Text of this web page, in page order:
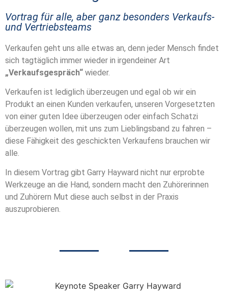
Vortrag für alle, aber ganz besonders Verkaufs-
und Vertriebsteams
Verkaufen geht uns alle etwas an, denn jeder Mensch findet
sich tagtäglich immer wieder in irgendeiner Art
„Verkaufsgespräch“ wieder.
Verkaufen ist lediglich überzeugen und egal ob wir ein
Produkt an einen Kunden verkaufen, unseren Vorgesetzten
von einer guten Idee überzeugen oder einfach Schatzi
überzeugen wollen, mit uns zum Lieblingsband zu fahren –
diese Fähigkeit des geschickten Verkaufens brauchen wir
alle.
In diesem Vortrag gibt Garry Hayward nicht nur erprobte
Werkzeuge an die Hand, sondern macht den Zuhörerinnen
und Zuhörern Mut diese auch selbst in der Praxis
auszuprobieren.